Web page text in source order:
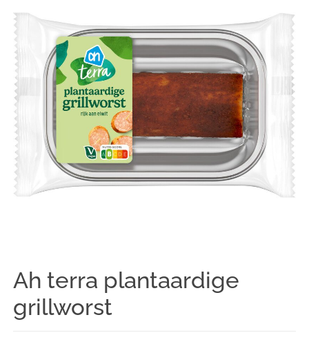
Ah terra plantaardige
grillworst